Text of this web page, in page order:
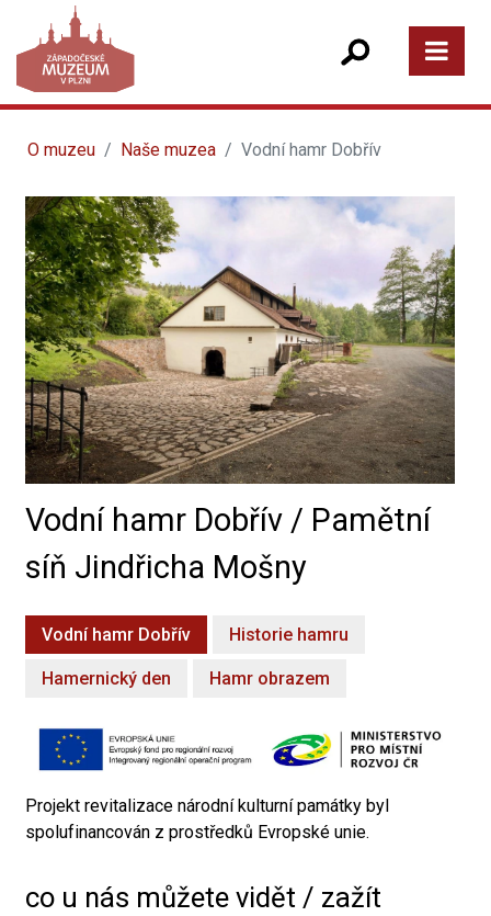
O muzeu Naše muzea Vodní hamr Dobřív
Vodní hamr Dobřív / Pamětní
síň Jindřicha Mošny
Vodní hamr Dobřív Historie hamru
Hamernický den Hamr obrazem
Projekt revitalizace národní kulturní památky byl
spolufinancován z prostředků Evropské unie.
co u nás můžete vidět / zažít